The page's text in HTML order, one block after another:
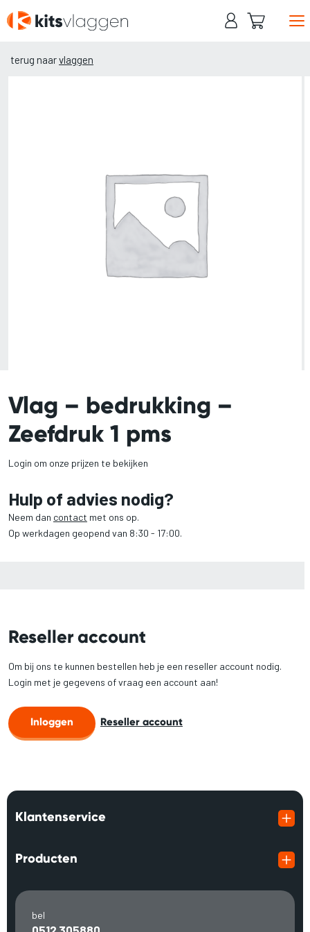
hoofdinhoud
Home
terug naarvlaggen
Vlag – bedrukking –
Zeefdruk 1 pms
Login om onze prijzen te bekijken
Hulp of advies nodig?
Neem dan contact met ons op.
Op werkdagen geopend van 8:30 - 17:00.
Reseller account
Om bij ons te kunnen bestellen heb je een reseller account nodig.
Login met je gegevens of vraag een account aan!
Inloggen Reseller account
Klantenservice
Producten
bel